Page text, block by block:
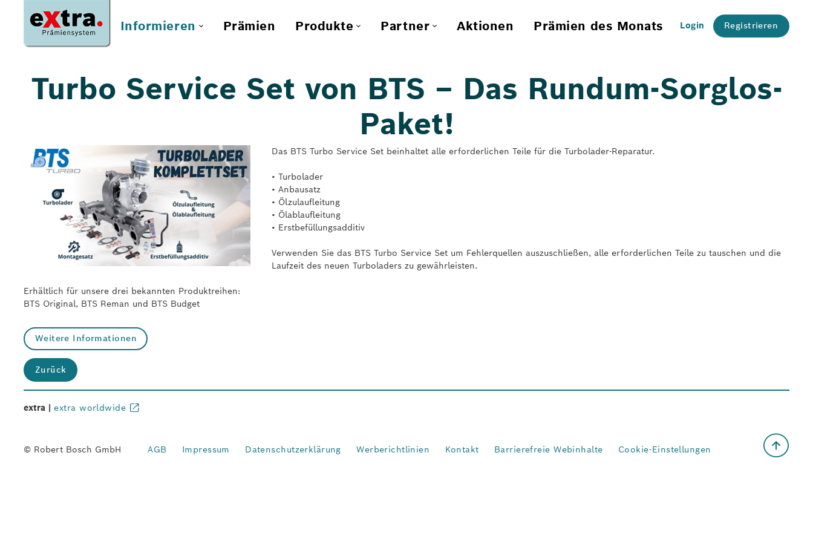
Informieren Prämien Produkte Partner Aktionen Prämien des Monats Login Registrieren
Turbo Service Set von BTS – Das Rundum-Sorglos-
Paket!
Das BTS Turbo Service Set beinhaltet alle erforderlichen Teile für die Turbolader-Reparatur.
• Turbolader
• Anbausatz
• Ölzulaufleitung
• Ölablaufleitung
• Erstbefüllungsadditiv
Verwenden Sie das BTS Turbo Service Set um Fehlerquellen auszuschließen, alle erforderlichen Teile zu tauschen und die
Laufzeit des neuen Turboladers zu gewährleisten.
Erhältlich für unsere drei bekannten Produktreihen:
BTS Original, BTS Reman und BTS Budget
Weitere Informationen
Zurück
extra |extra worldwide
© Robert Bosch GmbH AGB Impressum Datenschutzerklärung Werberichtlinien Kontakt Barrierefreie Webinhalte Cookie-Einstellungen